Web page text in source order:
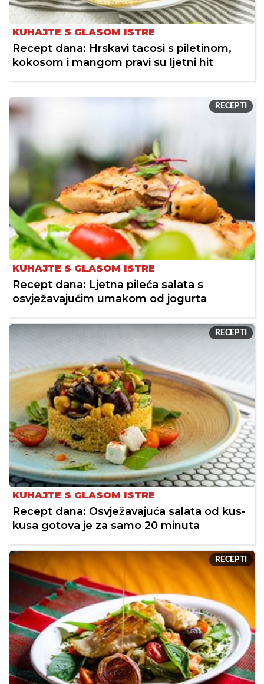
KUHAJTE S GLASOM ISTRE
Recept dana: Hrskavi tacosi s piletinom,
kokosom i mangom pravi su ljetni hit
RECEPTI
KUHAJTE S GLASOM ISTRE
Recept dana: Ljetna pileća salata s
osvježavajućim umakom od jogurta
RECEPTI
KUHAJTE S GLASOM ISTRE
Recept dana: Osvježavajuća salata od kus-
kusa gotova je za samo 20 minuta
RECEPTI